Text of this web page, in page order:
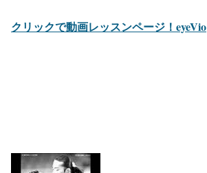
クリックで動画レッスンページ！eyeVio